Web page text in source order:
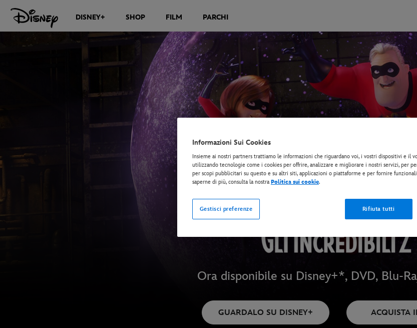
DISNEY+ SHOP FILM PARCHI
Ora disponibile su Disney+*, DVD, Blu-
GUARDALO SU DISNEY+ ACQUISTA
Informazioni Sui Cookies
Insieme ai nostri partners trattiamo le informazioni che riguardano voi, i vostri dispositivi e il
utilizzando tecnologie come i cookies per offrire, analizzare e migliorare i nostri servizi, per
per scopi pubblicitari su questo e su altri siti, applicazioni o piattaforme e per fornire
saperne di più, consulta la nostra Politica sui cookie.
Gestisci preferenze Rifiuta tutti